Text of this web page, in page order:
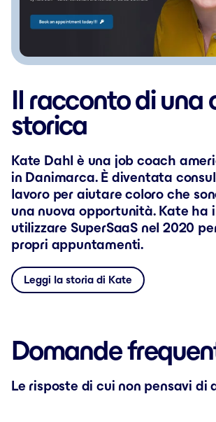
Il racconto di una
storica
Kate Dahl è una job coach
in Danimarca. È diventata
lavoro per aiutare coloro che
una nuova opportunità. Kate ha
utilizzare SuperSaaS nel 2020
propri appuntamenti.
Leggi la storia di Kate
Domande
Le risposte di cui non pensavi di